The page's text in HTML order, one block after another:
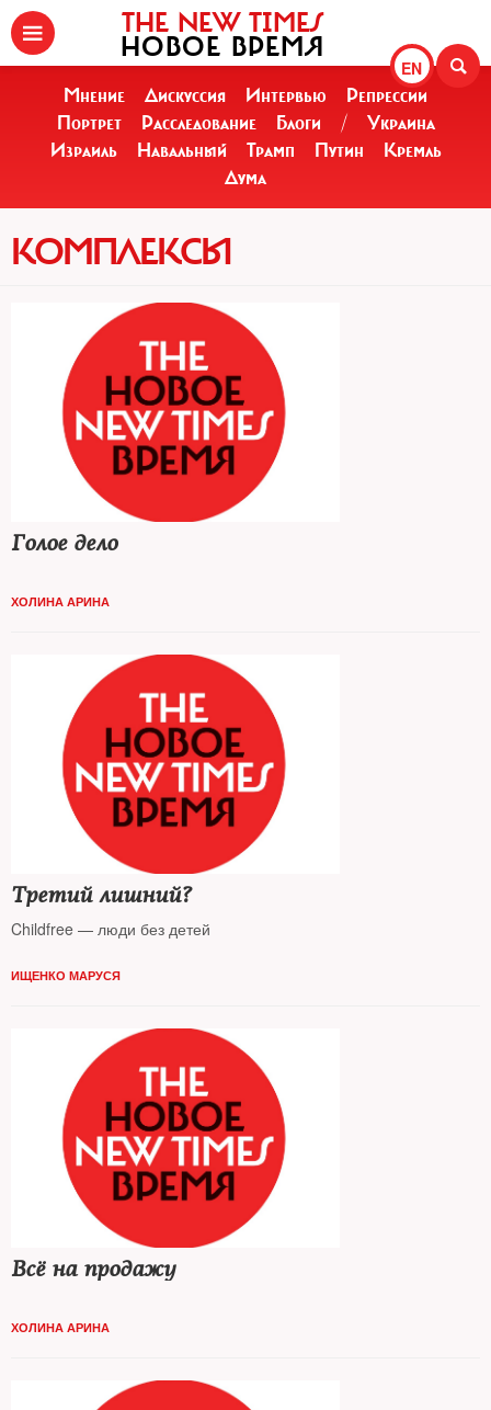
EN
THE NEW TIMES
НОВОЕ ВРЕМЯ
Мнение Дискуссия Интервью
Репрессии
Портрет
Расследование Блоги /
Украина
Израиль
Навальный Трамп Путин
Кремль
Дума
КОМПЛЕКСЫ
Голое дело
ХОЛИНА АРИНА
Третий лишний?
Childfree — люди без детей
ИЩЕНКО МАРУСЯ
Всё на продажу
ХОЛИНА АРИНА